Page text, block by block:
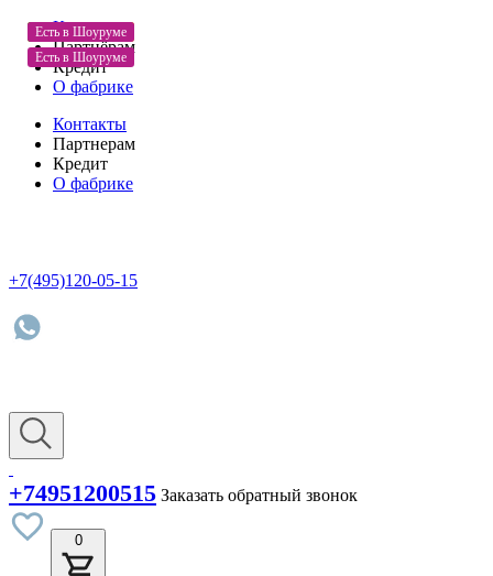
Контакты
Партнёрам
Кредит
О фабрике
Контакты
Партнерам
Кредит
О фабрике
+7(495)120-05-15
+74951200515 Заказать обратный звонок
0
Хит продаж
Есть в Шоуруме
Новинка
Есть в Шоуруме